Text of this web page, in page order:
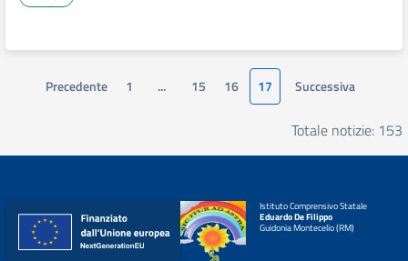
Precedente 1 ... 15 16 17 Successiva
Totale notizie: 153
Istituto Comprensivo Statale
Eduardo De Filippo
Guidonia Montecelio (RM)